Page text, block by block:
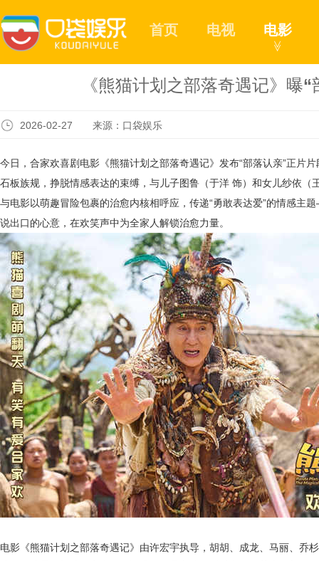
首页 电视 电影
≫
《熊猫计划之部落奇遇记》曝
2026-02-27 来源：口袋娱乐
今日，合家欢喜剧电影《熊猫计划之部落奇遇记》发布“部落认亲”正片
石板族规，挣脱情感表达的束缚，与儿子图鲁（于洋 饰）和女儿纱依（
与电影以萌趣冒险包裹的治愈内核相呼应，传递“勇敢表达爱”的情感
说出口的心意，在欢笑声中为全家人解锁治愈力量。
电影《熊猫计划之部落奇遇记》由许宏宇执导，胡胡、成龙、马丽、乔